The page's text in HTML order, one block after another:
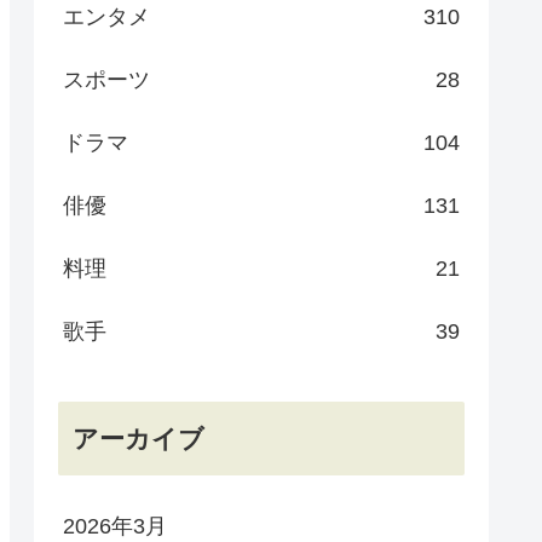
エンタメ 310
スポーツ 28
ドラマ 104
俳優 131
料理 21
歌手 39
アーカイブ
2026年3月